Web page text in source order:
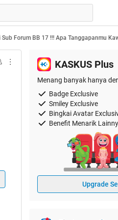
Forum BB 17 !!! Apa Tanggapanmu
KASKUS Plus
Menang banyak hanya
Badge Exclusive
Smiley Exclusive
Bingkai Avatar
Benefit Menarik
Upgrade